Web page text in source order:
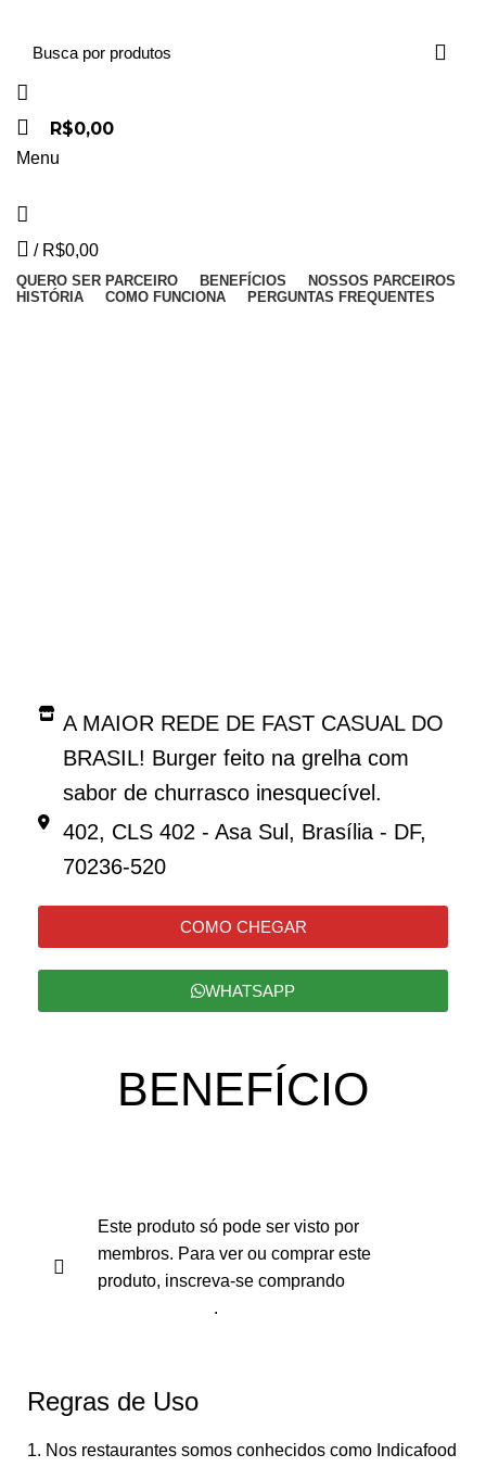
R$0,00
Menu
/ R$0,00
QUERO SER PARCEIRO BENEFÍCIOS
NOSSOS PARCEIROS
HISTÓRIA
COMO FUNCIONA PERGUNTAS FREQUENTES
A MAIOR REDE DE FAST CASUAL DO
BRASIL! Burger feito na grelha com
sabor de churrasco inesquecível.
402, CLS 402 - Asa Sul, Brasília - DF,
70236-520
COMO CHEGAR
WHATSAPP
BENEFÍCIO
Este produto só pode ser visto por
membros. Para ver ou comprar este
produto, inscreva-se comprando
.
Regras de Uso
1. Nos restaurantes somos conhecidos como Indicafood